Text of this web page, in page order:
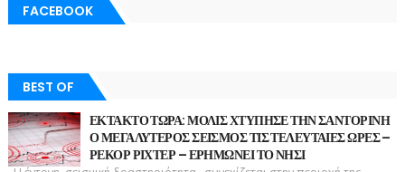
FACEBOOK
BEST OF
ΕΚΤΑΚΤΟ ΤΩΡΑ: ΜΟΛΙΣ ΧΤΥΠΗΣΕ ΤΗΝ ΣΑΝΤΟΡΙΝΗ
Ο ΜΕΓΑΛΥΤΕΡΟΣ ΣΕΙΣΜΟΣ ΤΙΣ ΤΕΛΕΥΤΑΙΕΣ ΩΡΕΣ –
ΡΕΚΟΡ ΡΙΧΤΕΡ – ΕΡΗΜΩΝΕΙ ΤΟ ΝΗΣΙ